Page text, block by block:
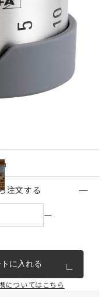
貨
・その他
注文する
ー
に入れる
についてはこちら
DOT